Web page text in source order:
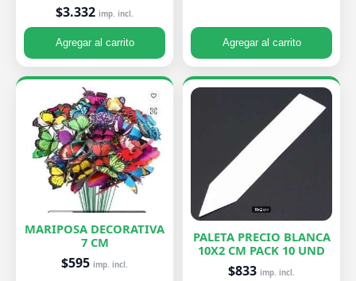
$3.332 imp. incl.
Agregar al carrito Agregar al carrito
MARIPOSA DECORATIVA
7 CM
$595 imp. incl.
PALETA PRECIO BLANCA
10X2 CM PACK 10 UND
$833 imp. incl.